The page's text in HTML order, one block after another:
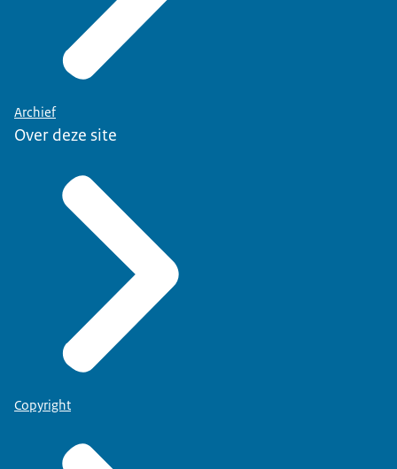
Archief
Over deze site
Copyright